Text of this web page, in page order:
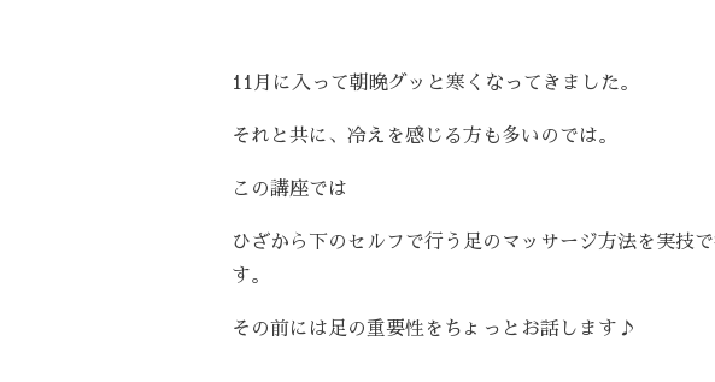
11月に入って朝晩グッと寒くなってきました。
それと共に、冷えを感じる方も多いのでは。
この講座では
ひざから下のセルフで行う足のマッサージ方法を実技で
す。
その前には足の重要性をちょっとお話します♪